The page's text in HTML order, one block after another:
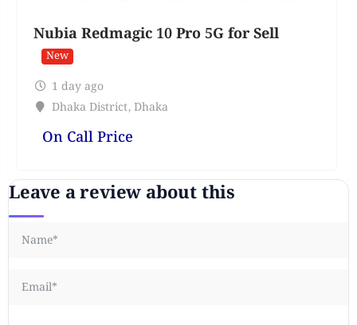
Nubia Redmagic 10 Pro 5G for Sell
New
1 day ago
Dhaka District, Dhaka
On Call Price
Leave a review about this